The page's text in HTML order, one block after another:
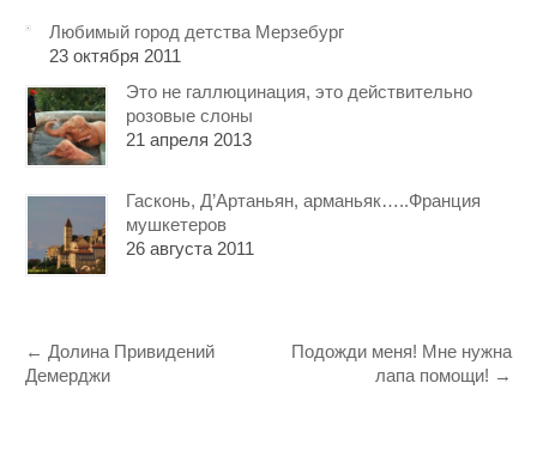
Любимый город детства Мерзебург
23 октября 2011
Это не галлюцинация, это действительно
розовые слоны
21 апреля 2013
Гасконь, Д’Артаньян, арманьяк…..Франция
мушкетеров
26 августа 2011
← Долина Привидений
Демерджи
Подожди меня! Мне нужна
лапа помощи! →